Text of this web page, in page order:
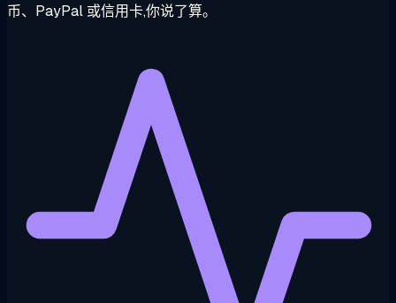
币、PayPal 或信用卡,你说了算。